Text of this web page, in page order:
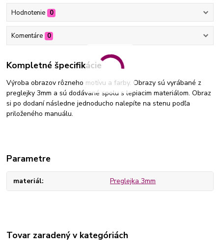
Hodnotenie 0
Komentáre 0
Kompletné špecifikácie
Výroba obrazov rôzneho motívu a farby. Obrazy sú vyrábané z
preglejky 3mm a sú dodávané spolu s lepiacim materiálom. Obraz
si po dodaní následne jednoducho nalepíte na stenu podľa
priloženého manuálu.
Parametre
materiál Preglejka 3mm
Tovar zaradený v kategóriách